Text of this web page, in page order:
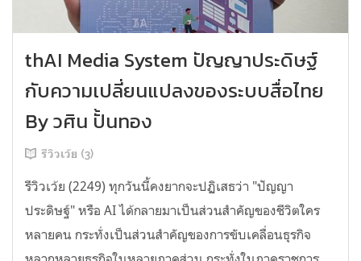
thAI Media System ปัญญาประดิษฐ์
กับความเปลี่ยนแปลงของระบบสื่อไทย
By วศิน ปั้นทอง
รีวิวเว้ย (3)
รีวิวเว้ย (2249) ทุกวันนี้คงยากจะปฏิเสธว่า "ปัญญา
ประดิษฐ์" หรือ AI ได้กลายมาเป็นส่วนสำคัญของชีวิตใคร
หลายคน กระทั่งเป็นส่วนสำคัญของการขับเคลื่อนธุรกิจ